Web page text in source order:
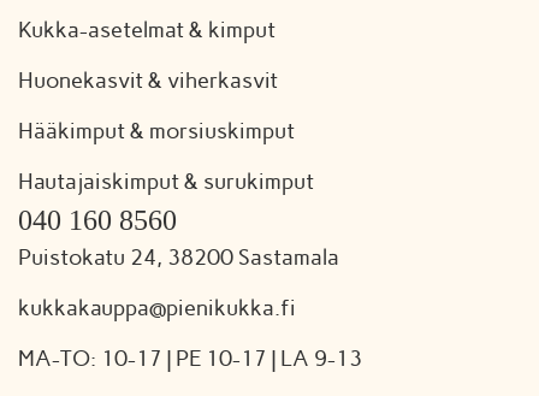
Kukka-asetelmat & kimput
Huonekasvit & viherkasvit
Hääkimput & morsiuskimput
Hautajaiskimput & surukimput
040 160 8560
Puistokatu 24, 38200 Sastamala
kukkakauppa@pienikukka.fi
MA-TO: 10-17 | PE 10-17 | LA 9-13